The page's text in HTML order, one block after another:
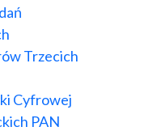
Trzecich
Cyfrowej
PAN